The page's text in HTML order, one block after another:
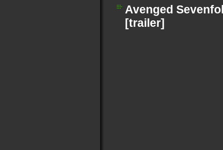
Avenged
[trailer]